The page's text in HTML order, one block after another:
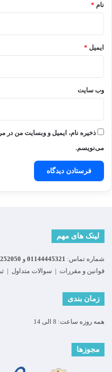
نام *
ایمیل *
وب‌ سایت
ذخیره نام، ایمیل و وبسایت من در
می‌نویسم.
لینک های مهم
شماره تماس: 01144445321 و
قوانین و مقررات | سوالات متداول |
زمان بندی
همه روزه ساعت: 8 الی 14
مجوزها